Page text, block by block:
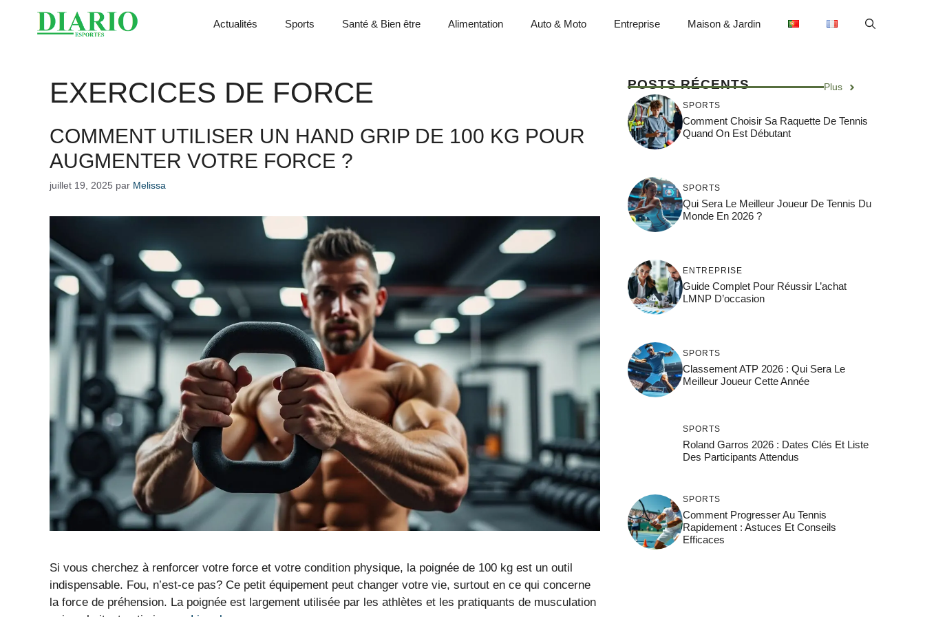
Actualités Sports Santé & Bien être Alimentation Auto & Moto Entreprise Maison & Jardin
EXERCICES DE FORCE
COMMENT UTILISER UN HAND GRIP DE 100 KG POUR
AUGMENTER VOTRE FORCE ?
juillet 19, 2025 par Melissa
Si vous cherchez à renforcer votre force et votre condition physique, la poignée de 100 kg est un outil
indispensable. Fou, n’est-ce pas? Ce petit équipement peut changer votre vie, surtout en ce qui concerne
la force de préhension. La poignée est largement utilisée par les athlètes et les pratiquants de musculation
POSTS RÉCENTS Plus
SPORTS
Comment Choisir Sa Raquette De Tennis
Quand On Est Débutant
SPORTS
Qui Sera Le Meilleur Joueur De Tennis Du
Monde En 2026 ?
ENTREPRISE
Guide Complet Pour Réussir L’achat
LMNP D’occasion
SPORTS
Classement ATP 2026 : Qui Sera Le
Meilleur Joueur Cette Année
SPORTS
Roland Garros 2026 : Dates Clés Et Liste
Des Participants Attendus
SPORTS
Comment Progresser Au Tennis
Rapidement : Astuces Et Conseils
Efficaces